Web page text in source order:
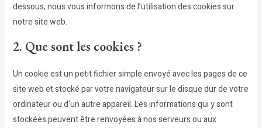
dessous, nous vous informons de l’utilisation des cookies sur
notre site web.
2. Que sont les cookies ?
Un cookie est un petit fichier simple envoyé avec les pages de ce
site web et stocké par votre navigateur sur le disque dur de votre
ordinateur ou d’un autre appareil. Les informations qui y sont
stockées peuvent être renvoyées à nos serveurs ou aux